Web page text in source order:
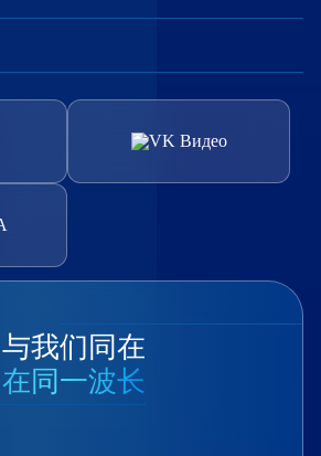
与我们同在
在同一波长